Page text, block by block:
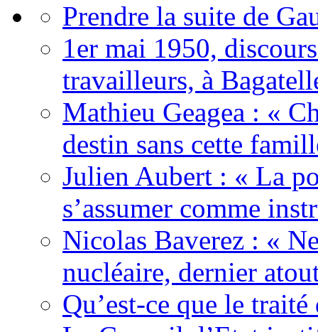
Prendre la suite de
1er mai 1950,
travailleurs, à
Mathieu Geagea : «
destin sans cette
Julien Aubert : « La
s’assumer comme
Nicolas Baverez : «
nucléaire, dernier
Qu’est-ce que le traité